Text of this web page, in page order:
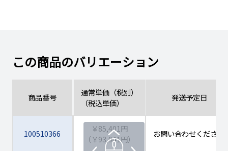
この商品のバリエーション
商品番号
通常単価（税別）
（税込単価）
発送予定日
100510366
￥85,401円
（￥93,941円）
お問い合わせください